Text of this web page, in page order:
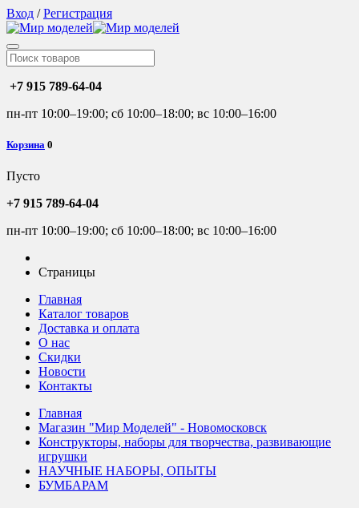
Вход /Регистрация
+7 915 789-64-04
пн-пт 10:00–19:00; сб 10:00–18:00; вс 10:00–16:00
Корзина 0
Пусто
+7 915 789-64-04
пн-пт 10:00–19:00; сб 10:00–18:00; вс 10:00–16:00
Страницы
Главная
Каталог товаров
Доставка и оплата
О нас
Скидки
Новости
Контакты
Главная
Магазин "Мир Моделей" - Новомосковск
Конструкторы, наборы для творчества, развивающие
игрушки
НАУЧНЫЕ НАБОРЫ, ОПЫТЫ
БУМБАРАМ